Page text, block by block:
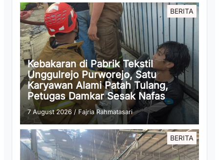
BERITA
Kebakaran di Pabrik Tekstil
Unggulrejo Purworejo, Satu
Karyawan Alami Patah Tulang,
Petugas Damkar Sesak Nafas
7 August 2026 /Fajria Rahmatasari
BERITA